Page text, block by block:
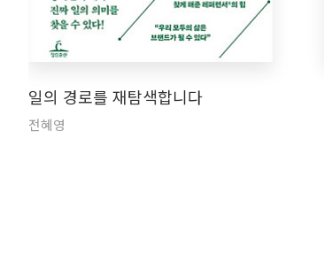
일의 경로를 재탐색합니다
전혜영